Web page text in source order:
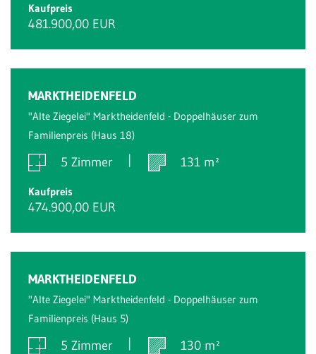
Kaufpreis
481.900,00 EUR
MARKTHEIDENFELD
"Alte Ziegelei" Marktheidenfeld - Doppelhäuser zum
Familienpreis (Haus 18)
5 Zimmer 131 m²
Kaufpreis
474.900,00 EUR
MARKTHEIDENFELD
"Alte Ziegelei" Marktheidenfeld - Doppelhäuser zum
Familienpreis (Haus 5)
5 Zimmer 130 m²